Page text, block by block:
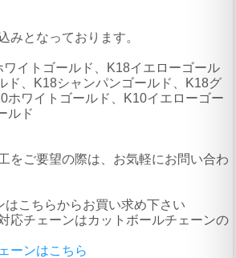
みとなっております。
イトゴールド、K18イエローゴール
ド、K18シャンパンゴールド、K18グ
ホワイトゴールド、K10イエローゴー
ルド
をご要望の際は、お気軽にお問い合わ
はこちらからお買い求め下さい
応チェーンはカットボールチェーンの
ーンはこちら